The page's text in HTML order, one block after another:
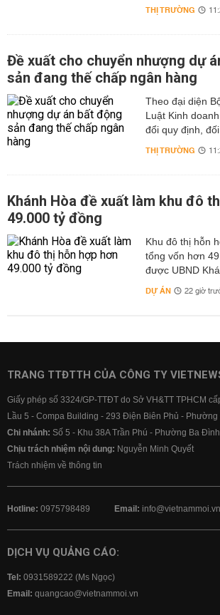
THỊ TRƯỜNG
Đề xuất cho chuyển nhượng dự
sản đang thế chấp ngân hàng
Theo đại diện
Luật Kinh
đổi quy định, đối
THỊ TRƯỜNG
Khánh Hòa đề xuất làm khu đô
49.000 tỷ đồng
Khu đô thị hỗn
tổng vốn hơn
được UBND
DỰ ÁN 22 giờ
TRANG TTĐTTH CỦA CÔNG TY
Giấy phép số 3324/GP-TTĐT do Sở VH&TT TPHCM
Lầu 5 - Compa Building - 293 Điện Biên Phủ - Phường
Chi nhánh: Số 5 - Khu 38A Trần Phú - Phường Ba Đình
Chịu trách nhiệm nội dung: Nguyễn Minh Quyết
Trách nhiệm về thông tin
Hotline: 0975798489 Email: info@vietnammoi.vn
DỊCH VỤ QUẢNG CÁO:
Tel: 0931589222 (Ms Ngọc)
Email: quangcao@vietnammoi.vn